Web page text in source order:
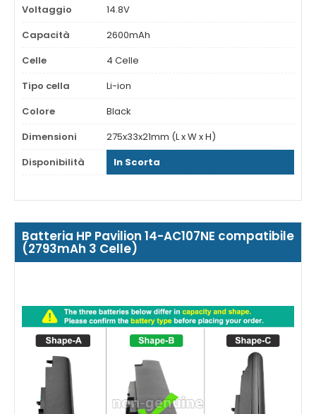
Voltaggio
14.8V
Capacità
2600mAh
Celle
4 Celle
Tipo cella
Li-ion
Colore
Black
Dimensioni
275x33x21mm (L x W x H)
Disponibilità
In Scorta
Batteria HP Pavilion 14-AC107NE compatibile
(2793mAh 3 Celle)